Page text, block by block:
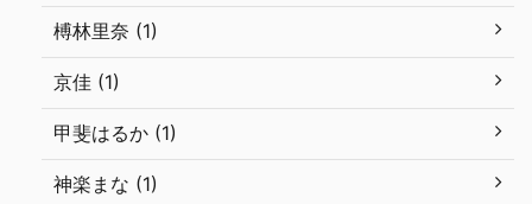
榑林里奈 (1)
京佳 (1)
甲斐はるか (1)
神楽まな (1)